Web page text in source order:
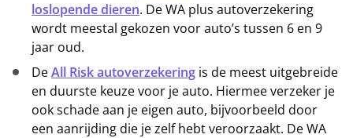
loslopende dieren. De WA plus autoverzekering
wordt meestal gekozen voor auto’s tussen 6 en 9
jaar oud.
DeAll Risk autoverzekering is de meest uitgebreide
en duurste keuze voor je auto. Hiermee verzeker je
ook schade aan je eigen auto, bijvoorbeeld door
een aanrijding die je zelf hebt veroorzaakt. De WA